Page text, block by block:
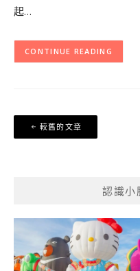
起…
CONTINUE READING
文
章
較舊的文章
認識小